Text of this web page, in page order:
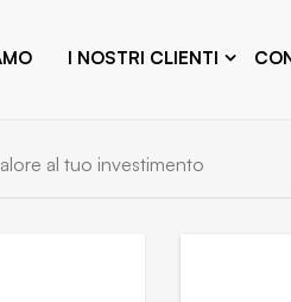
I NOSTRI CLIENTI
al tuo investimento